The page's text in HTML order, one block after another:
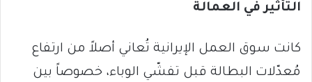
التأثير في العمالة
كانت سوق العمل الإيرانية تُعاني أصلاً من ارتفاع
مُعدّلات البطالة قبل تفشّي الوباء، خصوصاً بين